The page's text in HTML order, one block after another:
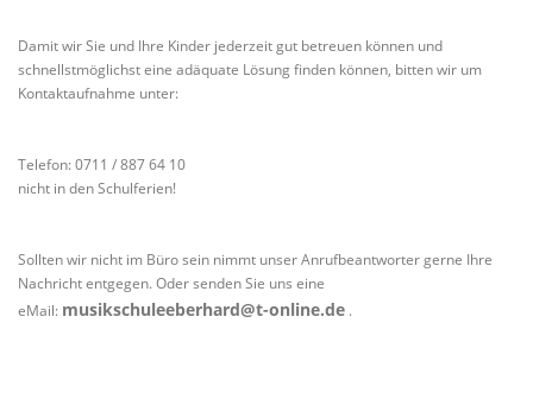
Damit wir Sie und Ihre Kinder jederzeit gut betreuen können und
schnellstmöglichst eine adäquate Lösung finden können, bitten wir um
Kontaktaufnahme unter:
Telefon: 0711 / 887 64 10
nicht in den Schulferien!
Sollten wir nicht im Büro sein nimmt unser Anrufbeantworter gerne Ihre
Nachricht entgegen. Oder senden Sie uns eine
eMail: musikschuleeberhard@t-online.de .